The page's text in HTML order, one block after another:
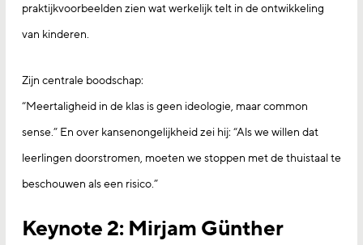
praktijkvoorbeelden zien wat werkelijk telt in de ontwikkeling
van kinderen.
Zijn centrale boodschap:
“Meertaligheid in de klas is geen ideologie, maar common
sense.” En over kansenongelijkheid zei hij: “Als we willen dat
leerlingen doorstromen, moeten we stoppen met de thuistaal te
beschouwen als een risico.”
Keynote 2: Mirjam Günther